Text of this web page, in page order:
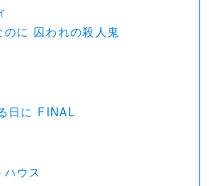
に 囚われの殺人鬼
日に FINAL
ウス